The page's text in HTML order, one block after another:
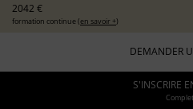
2042 €
formation continue (en savoir +)
DEMANDER
S'INSCRIRE
Complet